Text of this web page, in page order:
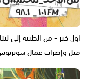
اول خبر - من الطيبة إلى
قتل وإضراب عمال سوبربوس -